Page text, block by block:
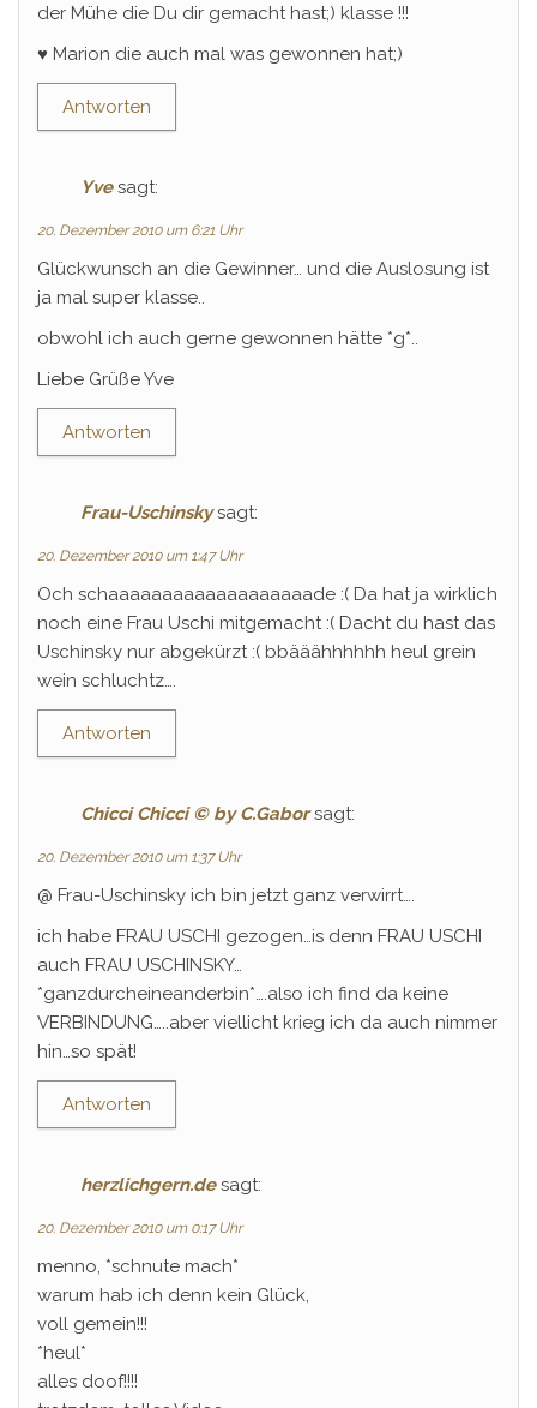
der Mühe die Du dir gemacht hast;) klasse !!!
♥ Marion die auch mal was gewonnen hat;)
Antworten
Yve sagt:
20. Dezember 2010 um 6:21 Uhr
Glückwunsch an die Gewinner… und die Auslosung ist
ja mal super klasse..
obwohl ich auch gerne gewonnen hätte *g*..
Liebe Grüße Yve
Antworten
Frau-Uschinsky sagt:
20. Dezember 2010 um 1:47 Uhr
Och schaaaaaaaaaaaaaaaaaaade :( Da hat ja wirklich
noch eine Frau Uschi mitgemacht :( Dacht du hast das
Uschinsky nur abgekürzt :( bbääähhhhhh heul grein
wein schluchtz….
Antworten
Chicci Chicci © by C.Gabor sagt:
20. Dezember 2010 um 1:37 Uhr
@ Frau-Uschinsky ich bin jetzt ganz verwirrt….
ich habe FRAU USCHI gezogen…is denn FRAU USCHI
auch FRAU USCHINSKY…
*ganzdurcheineanderbin*….also ich find da keine
VERBINDUNG…..aber viellicht krieg ich da auch nimmer
hin…so spät!
Antworten
herzlichgern.de sagt:
20. Dezember 2010 um 0:17 Uhr
menno, *schnute mach*
warum hab ich denn kein Glück,
voll gemein!!!
*heul*
alles doof!!!!